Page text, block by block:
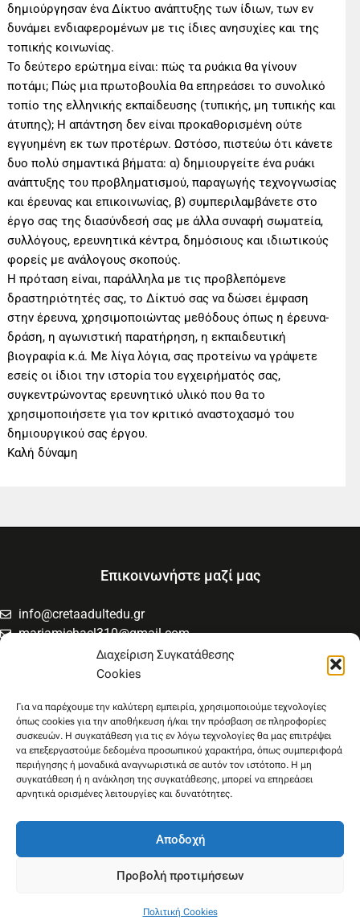
Διαχείριση Συγκατάθεσης
Cookies
Για να παρέχουμε την καλύτερη εμπειρία, χρησιμοποιούμε τεχνολογίες
όπως cookies για την αποθήκευση ή/και την πρόσβαση σε πληροφορίες
συσκευών. Η συγκατάθεση για τις εν λόγω τεχνολογίες θα μας επιτρέψει
να επεξεργαστούμε δεδομένα προσωπικού χαρακτήρα, όπως συμπεριφορά
περιήγησης ή μοναδικά αναγνωριστικά σε αυτόν τον ιστότοπο. Η μη
συγκατάθεση ή η ανάκληση της συγκατάθεσης, μπορεί να επηρεάσει
αρνητικά ορισμένες λειτουργίες και δυνατότητες.
Αποδοχή
Προβολή προτιμήσεων
Πολιτική Cookies
δημιούργησαν ένα Δίκτυο ανάπτυξης των ίδιων, των εν
δυνάμει ενδιαφερομένων με τις ίδιες ανησυχίες και της
τοπικής κοινωνίας.
Το δεύτερο ερώτημα είναι: πώς τα ρυάκια θα γίνουν
ποτάμι; Πώς μια πρωτοβουλία θα επηρεάσει το συνολικό
τοπίο της ελληνικής εκπαίδευσης (τυπικής, μη τυπικής και
άτυπης); Η απάντηση δεν είναι προκαθορισμένη ούτε
εγγυημένη εκ των προτέρων. Ωστόσο, πιστεύω ότι κάνετε
δυο πολύ σημαντικά βήματα: α) δημιουργείτε ένα ρυάκι
ανάπτυξης του προβληματισμού, παραγωγής τεχνογνωσίας
και έρευνας και επικοινωνίας, β) συμπεριλαμβάνετε στο
έργο σας της διασύνδεσή σας με άλλα συναφή σωματεία,
συλλόγους, ερευνητικά κέντρα, δημόσιους και ιδιωτικούς
φορείς με ανάλογους σκοπούς.
Η πρόταση είναι, παράλληλα με τις προβλεπόμενε
δραστηριότητές σας, το Δίκτυό σας να δώσει έμφαση
στην έρευνα, χρησιμοποιώντας μεθόδους όπως η έρευνα-
δράση, η αγωνιστική παρατήρηση, η εκπαιδευτική
βιογραφία κ.ά. Με λίγα λόγια, σας προτείνω να γράψετε
εσείς οι ίδιοι την ιστορία του εγχειρήματός σας,
συγκεντρώνοντας ερευνητικό υλικό που θα το
χρησιμοποιήσετε για τον κριτικό αναστοχασμό του
δημιουργικού σας έργου.
Καλή δύναμη
Επικοινωνήστε μαζί μας
info@cretaadultedu.gr
mariamichael310@gmail.com